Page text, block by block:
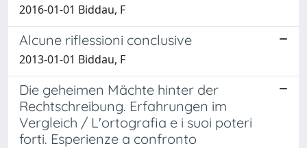
2016-01-01 Biddau, F
Alcune riflessioni conclusive
2013-01-01 Biddau, F
Die geheimen Mächte hinter der
Rechtschreibung. Erfahrungen im
Vergleich / L'ortografia e i suoi poteri
forti. Esperienze a confronto